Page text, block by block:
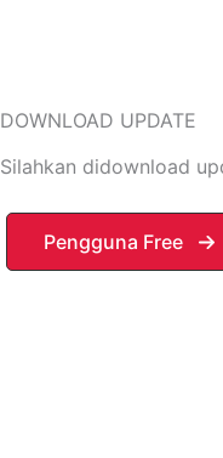
DOWNLOAD UPDATE
Silahkan didownload
Pengguna Free